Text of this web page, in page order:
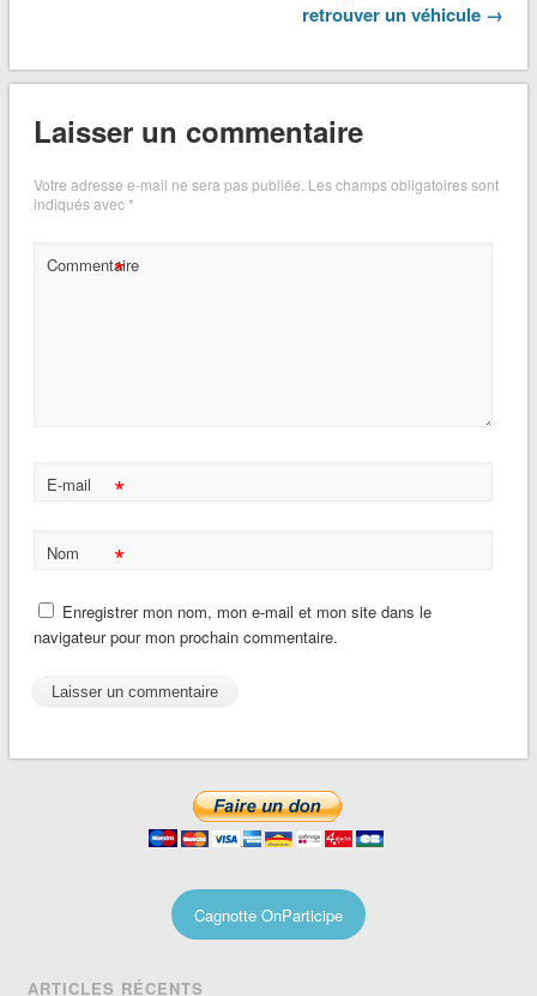
retrouver un véhicule →
Laisser un commentaire
Votre adresse e-mail ne sera pas publiée. Les champs obligatoires sont
indiqués avec*
Commentaire
*
E-mail *
Nom *
Enregistrer mon nom, mon e-mail et mon site dans le
navigateur pour mon prochain commentaire.
Cagnotte OnParticipe
ARTICLES RÉCENTS